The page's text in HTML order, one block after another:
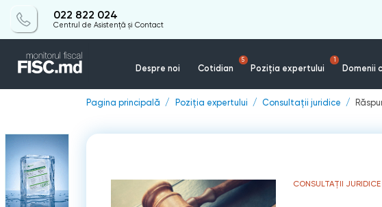
022 822 024
Centrul de Asistență și Contact
Despre noi Cotidian
5
Poziția expertului
1
Domenii
Pagina principală Poziția expertului Consultații juridice
CONSULTAȚII JURIDICE